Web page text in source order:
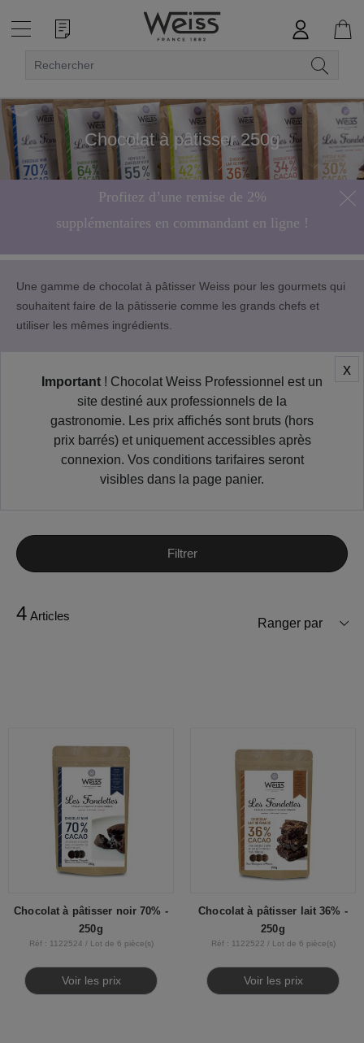
Chocolat à pâtisser 250g
Profitez d’une remise de 2%
supplémentaires en commandant en ligne !
Une gamme de chocolat à pâtisser Weiss pour les gourmets qui
souhaitent faire de la pâtisserie comme les grands chefs et
utiliser les mêmes ingrédients.
Important ! Chocolat Weiss Professionnel est un
site destiné aux professionnels de la
gastronomie. Les prix affichés sont bruts (hors
prix barrés) et uniquement accessibles après
connexion. Vos conditions tarifaires seront
visibles dans la page panier.
x
Filtrer
4 Articles
Ranger par
Chocolat à pâtisser noir 70% -
250g
Réf : 1122524 / Lot de 6 pièce(s)
Voir les prix
Chocolat à pâtisser lait 36% -
250g
Réf : 1122522 / Lot de 6 pièce(s)
Voir les prix